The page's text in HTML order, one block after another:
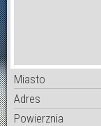
Miasto
Adres
Powierznia